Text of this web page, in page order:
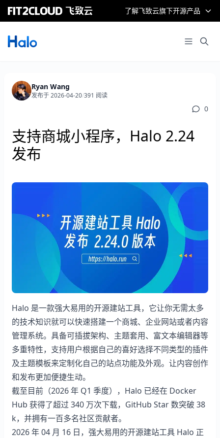
了解飞致云旗下开源产品
Ryan Wang
发布于 2026-04-20/391 阅读
0
支持商城小程序，Halo 2.24
发布
Halo 是一款强大易用的开源建站工具，它让你无需太多
的技术知识就可以快速搭建一个商城、企业网站或者内容
管理系统。具备可插拔架构、主题套用、富文本编辑器等
多重特性，支持用户根据自己的喜好选择不同类型的插件
及主题模板来定制化自己的站点功能及外观。让内容创作
和发布更加便捷生动。
截至目前（2026 年 Q1 季度），Halo 已经在 Docker
Hub 获得了超过 340 万次下载，GitHub Star 数突破 38
k，并拥有一百多名社区贡献者。
2026 年 04 月 16 日，强大易用的开源建站工具 Halo 正